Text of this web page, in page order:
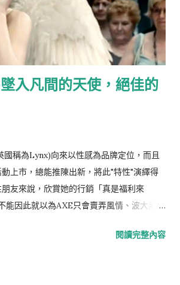
入凡間的天使，絕佳的
國稱為Lynx)向來以性感為品牌定位，而且
上市，總能推陳出新，將此"特性"演繹得
友來說，欣賞她的行銷「真是福利來
能因此就以為AXE只會賣弄風情、波大無
翹楚，就讓我們一起看下去。閱讀完整內容